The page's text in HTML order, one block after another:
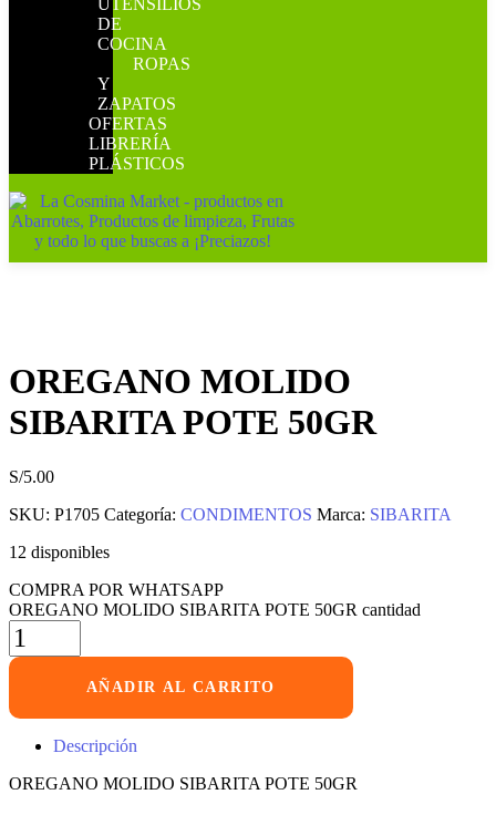
DE
COCINA
ROPAS
Y
ZAPATOS
OFERTAS
LIBRERÍA
PLÁSTICOS
OREGANO MOLIDO
SIBARITA POTE 50GR
S/5.00
SKU: P1705 Categoría: CONDIMENTOS Marca: SIBARITA
12 disponibles
COMPRA POR WHATSAPP
OREGANO MOLIDO SIBARITA POTE 50GR cantidad
AÑADIR AL CARRITO
Descripción
OREGANO MOLIDO SIBARITA POTE 50GR